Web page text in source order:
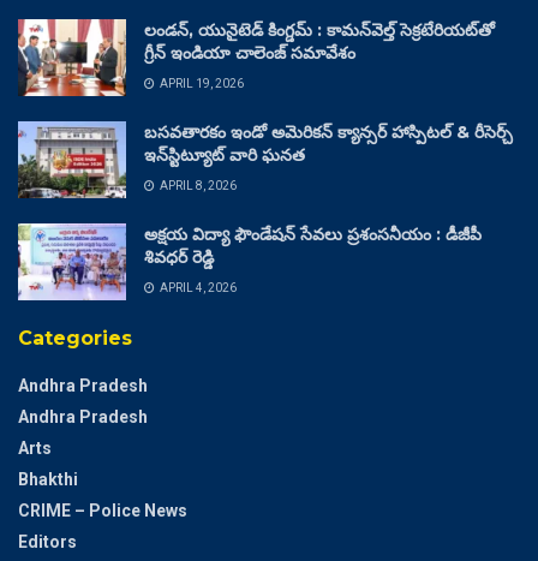
లండన్, యునైటెడ్ కింగ్డమ్ : కామన్‌వెల్త్ సెక్రటేరియట్‌తో
గ్రీన్ ఇండియా చాలెంజ్ సమావేశం
APRIL 19, 2026
బసవతారకం ఇండో అమెరికన్ క్యాన్సర్ హాస్పిటల్ & రీసెర్చ్
ఇన్‌స్టిట్యూట్ వారి ఘనత
APRIL 8, 2026
అక్షయ విద్యా ఫౌండేషన్ సేవలు ప్రశంసనీయం : డీజీపీ
శివధర్ రెడ్డి
APRIL 4, 2026
Categories
Andhra Pradesh
Andhra Pradesh
Arts
Bhakthi
CRIME – Police News
Editors